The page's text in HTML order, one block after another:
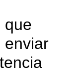
que
enviar